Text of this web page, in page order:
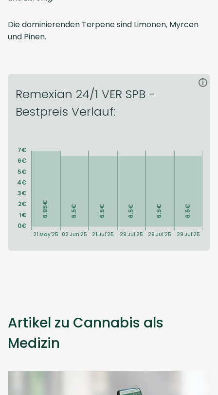
Die dominierenden Terpene sind Limonen, Myrcen
und Pinen.
Remexian 24/1 VER SPB -
Bestpreis Verlauf:
i
Artikel zu Cannabis als
Medizin